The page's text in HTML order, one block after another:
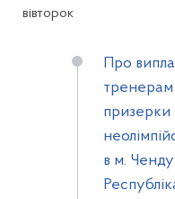
вівторок
Про
тренерам
призерки
в м.